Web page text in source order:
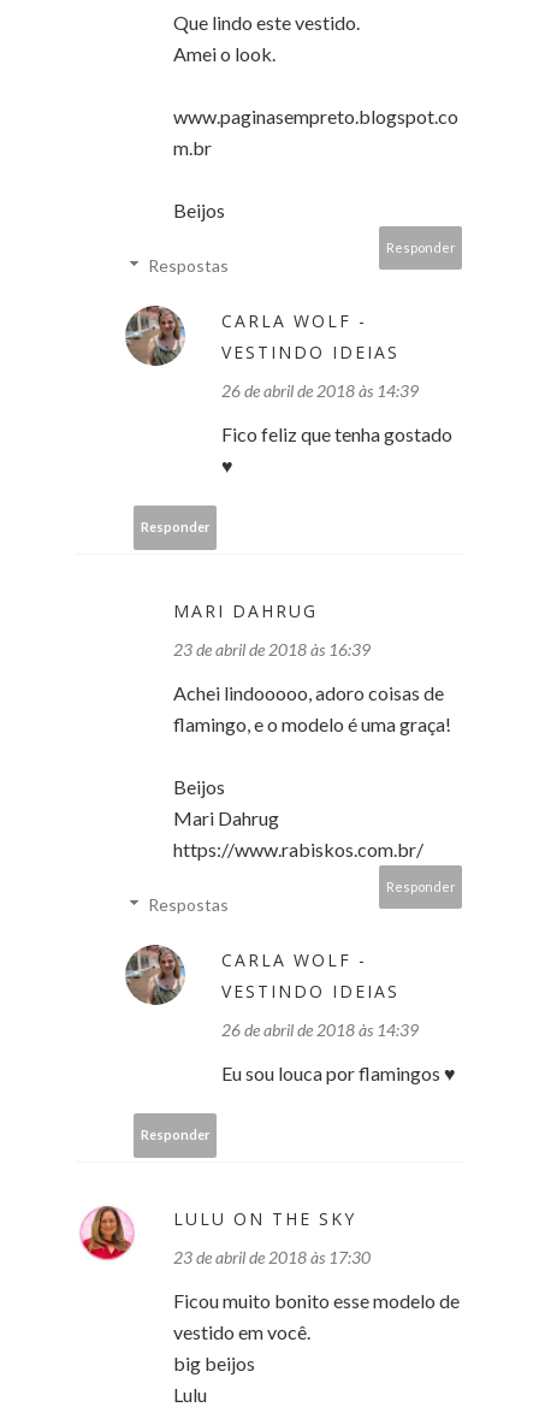
Que lindo este vestido.
Amei o look.
www.paginasempreto.blogspot.co
m.br
Beijos
Responder
Respostas
CARLA WOLF -
VESTINDO IDEIAS
26 de abril de 2018 às 14:39
Fico feliz que tenha gostado
♥
Responder
MARI DAHRUG
23 de abril de 2018 às 16:39
Achei lindooooo, adoro coisas de
flamingo, e o modelo é uma graça!
Beijos
Mari Dahrug
https://www.rabiskos.com.br/
Responder
Respostas
CARLA WOLF -
VESTINDO IDEIAS
26 de abril de 2018 às 14:39
Eu sou louca por flamingos ♥
Responder
LULU ON THE SKY
23 de abril de 2018 às 17:30
Ficou muito bonito esse modelo de
vestido em você.
big beijos
Lulu